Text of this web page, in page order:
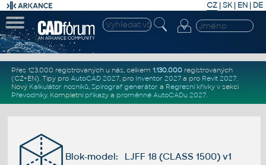
CZ | SK| EN | DE
Přes 123.000 registrovaných u nás, celkem 1.130.000registrovaných
(CZ+EN). Tipy pro AutoCAD 2027, pro Inventor 2027a pro Revit 2027.
Nový Kalkulátor nosníků, Spirograf generátor a Regresní křivkyv sekci
Převodníky. Kompletní příkazya proměnné AutoCADu 2027.
Blok-model: LJFF 18 (CLASS 1500) v1